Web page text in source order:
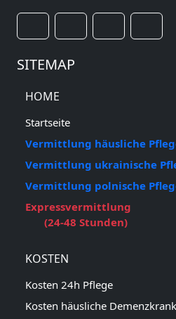
SITEMAP
HOME
Startseite
Vermittlung häusliche
Vermittlung ukrainische
Vermittlung polnische
Expressvermittlung
(24-48 Stunden)
KOSTEN
Kosten 24h Pflege
Kosten häusliche